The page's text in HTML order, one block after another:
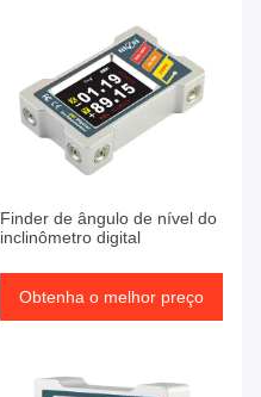
Finder de ângulo de nível do
inclinômetro digital
Obtenha o melhor preço